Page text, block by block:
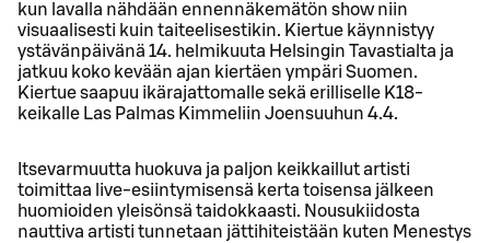
kun lavalla nähdään ennennäkemätön show niin
visuaalisesti kuin taiteelisestikin. Kiertue käynnistyy
ystävänpäivänä 14. helmikuuta Helsingin Tavastialta ja
jatkuu koko kevään ajan kiertäen ympäri Suomen.
Kiertue saapuu ikärajattomalle sekä erilliselle K18-
keikalle Las Palmas Kimmeliin Joensuuhun 4.4.
Itsevarmuutta huokuva ja paljon keikkaillut artisti
toimittaa live-esiintymisensä kerta toisensa jälkeen
huomioiden yleisönsä taidokkaasti. Nousukiidosta
nauttiva artisti tunnetaan jättihiteistään kuten Menestys